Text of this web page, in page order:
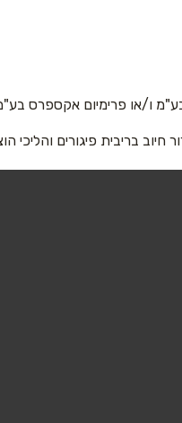
ו/או פרימיום אקספרס
חיוב בריבית פיגורים והליכי